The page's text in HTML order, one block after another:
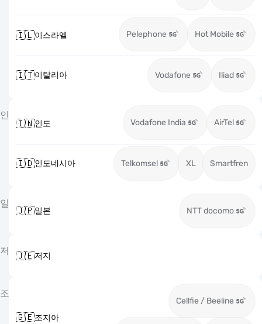
🇮🇱이스라엘 Pelephone Hot Mobile
🇮🇹이탈리아 Vodafone Iliad
인
🇮🇳인도 Vodafone India AirTel
🇮🇩인도네시아 Telkomsel XL Smartfren
일
🇯🇵일본 NTT docomo
저 🇯🇪저지
조
🇬🇪조지아
Cellfie / Beeline